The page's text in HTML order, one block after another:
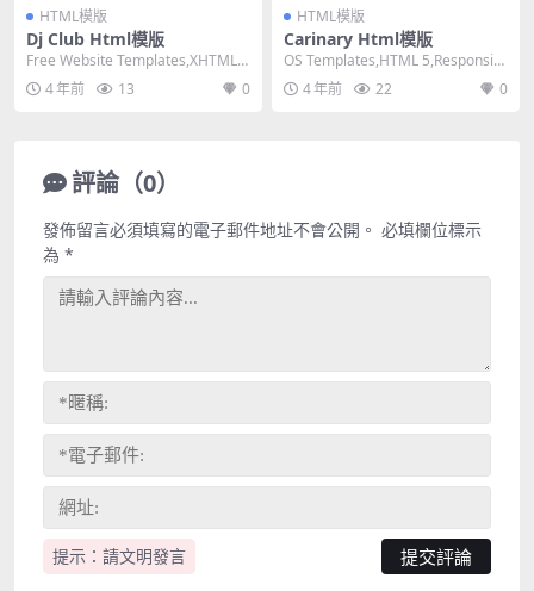
HTML模版
Dj Club Html模版
Free Website Templates,XHTML
1.0 Transit...
4 年前 13 0
HTML模版
Carinary Html模版
OS Templates,HTML 5,Responsiv
e, 4 Column...
4 年前 22 0
評論（0）
提示：請文明發言
發佈留言必須填寫的電子郵件地址不會公開。 必填欄位標示
為 *